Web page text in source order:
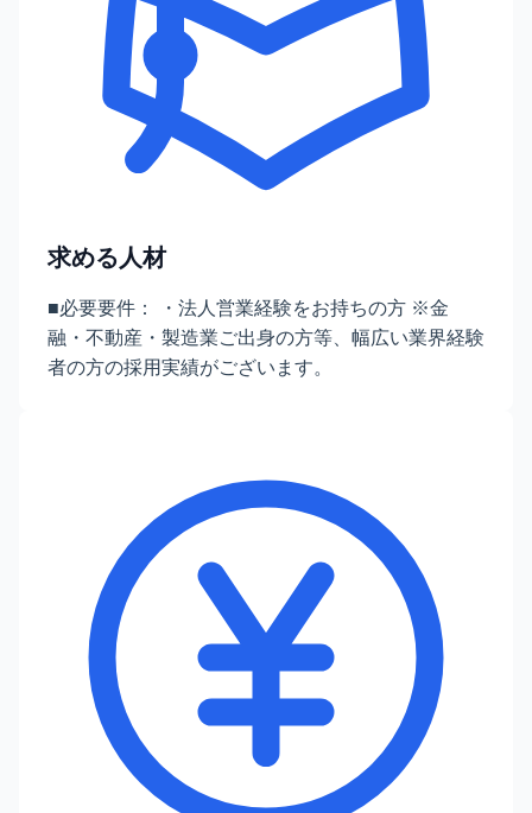
求める人材
■必要要件： ・法人営業経験をお持ちの方 ※金
融・不動産・製造業ご出身の方等、幅広い業界経験
者の方の採用実績がございます。